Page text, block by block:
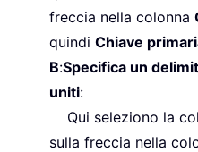
freccia nella colonna
quindi Chiave
B:Specifica un
uniti:
Qui seleziono la
sulla freccia nella